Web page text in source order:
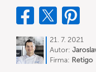
21. 7. 2021
Autor:
Firma: Retigo